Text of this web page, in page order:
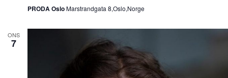
PRODA OsloMarstrandgata 8,Oslo,Norge
ONS
7